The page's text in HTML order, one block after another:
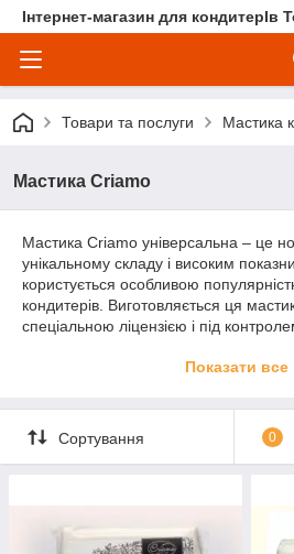
Інтернет-магазин для кондитерІв
Товари та послуги Мастика
Мастика Criamo
Мастика Criamo універсальна – це
унікальному складу і високим
користується особливою
кондитерів. Виготовляється ця
спеціальною ліцензією і під
гліцерин, карбоксиметилцелюлоза,
лимонна кислота, харчові барвники,
ароматизатори ідентичні
Готова до використання
дозволить вам легко покривати
Показати все
Сортування 0